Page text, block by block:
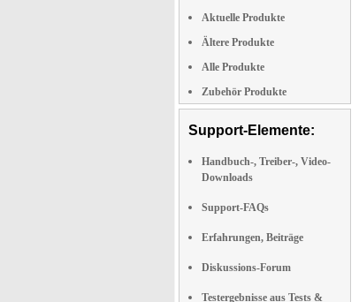
Aktuelle Produkte
Ältere Produkte
Alle Produkte
Zubehör Produkte
Support-Elemente:
Handbuch-, Treiber-, Video-
Downloads
Support-FAQs
Erfahrungen, Beiträge
Diskussions-Forum
Testergebnisse aus Tests &